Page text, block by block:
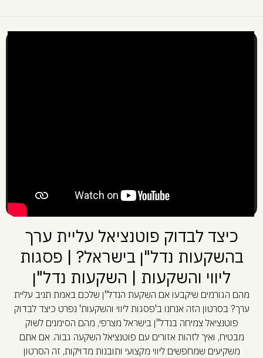
כיצד לבדוק פוטנציאל עליית ערך
בהשקעות נדל"ן בישראל? | פסגות
ליווי והשקעות | השקעות נדל"ן
מהם הגורמים שיקבעו אם השקעת הנדל"ן שלכם באמת תניב עליית
ערך? בסרטון הזה אנחנו ב'פסגות ליווי והשקעות' נפרט כיצד לבדוק
פוטנציאל צמיחה בנדל"ן בישראל מצרפי, מהם הסימנים לשוק
מבטיח, ואיך לזהות אזורים עם פוטנציאל השקעה גבוה. אם אתם
משקיעים שמחפשים ליווי מקצועי ותובנות מדויקות, זה הסרטון